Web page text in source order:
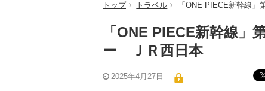
トップ トラベル 「ONE PIECE新幹線
「ONE PIECE新幹線」
ー ＪＲ西日本
2025年4月27日